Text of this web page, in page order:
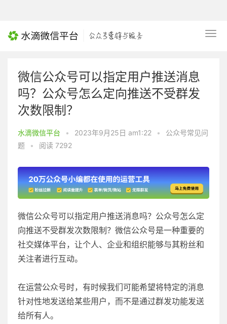
微信公众号可以指定用户推送消息
吗？公众号怎么定向推送不受群发
次数限制？
水滴微信平台 • 2023年9月25日 am1:22 •
公众号常见问
题
• 阅读 7292
微信公众号可以指定用户推送消息吗？公众号怎么定
向推送不受群发次数限制？微信公众号是一种重要的
社交媒体平台，让个人、企业和组织能够与其粉丝和
关注者进行互动。
在运营公众号时，有时候我们可能希望将特定的消息
针对性地发送给某些用户，而不是通过群发功能发送
给所有人。